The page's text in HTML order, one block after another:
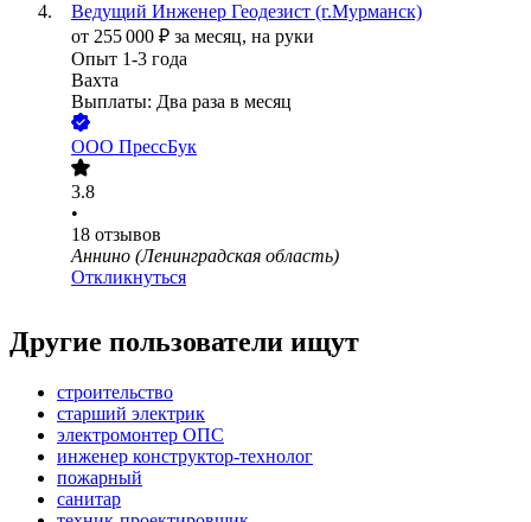
Ведущий Инженер Геодезист (г.Мурманск)
от 255 000 ₽ за месяц, на руки
Опыт 1-3 года
Вахта
Выплаты: Два раза в месяц
ООО ПрессБук
3.8
•
18 отзывов
Аннино (Ленинградская область)
Откликнуться
Другие пользователи ищут
строительство
старший электрик
электромонтер ОПС
инженер конструктор-технолог
пожарный
санитар